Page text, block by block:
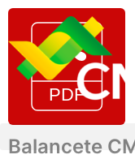
Balancete